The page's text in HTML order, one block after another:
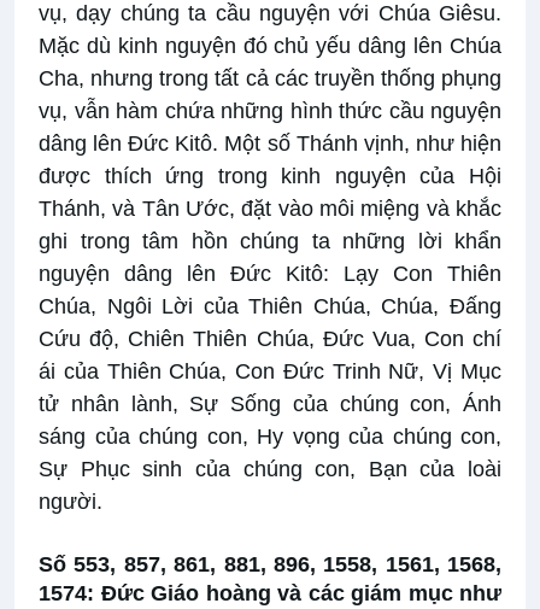
vụ, dạy chúng ta cầu nguyện với Chúa Giêsu.
Mặc dù kinh nguyện đó chủ yếu dâng lên Chúa
Cha, nhưng trong tất cả các truyền thống phụng
vụ, vẫn hàm chứa những hình thức cầu nguyện
dâng lên Đức Kitô. Một số Thánh vịnh, như hiện
được thích ứng trong kinh nguyện của Hội
Thánh, và Tân Ước, đặt vào môi miệng và khắc
ghi trong tâm hồn chúng ta những lời khẩn
nguyện dâng lên Đức Kitô: Lạy Con Thiên
Chúa, Ngôi Lời của Thiên Chúa, Chúa, Đấng
Cứu độ, Chiên Thiên Chúa, Đức Vua, Con chí
ái của Thiên Chúa, Con Đức Trinh Nữ, Vị Mục
tử nhân lành, Sự Sống của chúng con, Ánh
sáng của chúng con, Hy vọng của chúng con,
Sự Phục sinh của chúng con, Bạn của loài
người.
Số 553, 857, 861, 881, 896, 1558, 1561, 1568,
1574: Đức Giáo hoàng và các giám mục như